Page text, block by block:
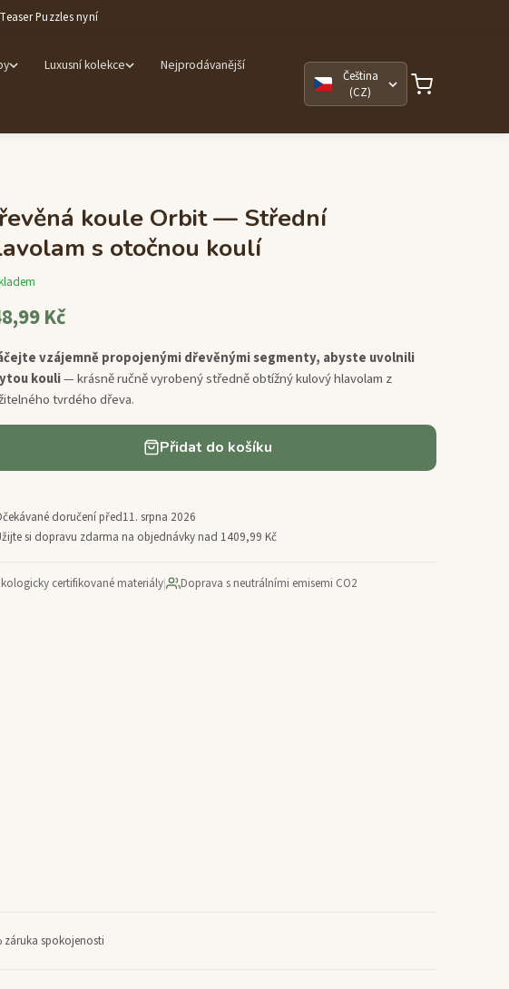
Puzzles nyní
Luxusní kolekce Nejprodávanější
Čeština
(CZ)
koule Orbit — Střední
s otočnou koulí
Kč
vzájemně propojenými dřevěnými segmenty, abyste uvolnili
kouli— krásně ručně vyrobený středně obtížný kulový hlavolam z
tvrdého dřeva.
Přidat do košíku
doručení před11. srpna 2026
si dopravu zdarma na objednávky nad 1409,99 Kč
certifikované materiály| Doprava s neutrálními emisemi CO2
záruka spokojenosti